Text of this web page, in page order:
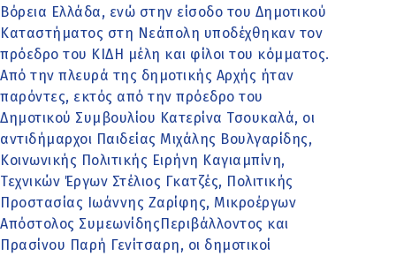
Βόρεια Ελλάδα, ενώ στην είσοδο του Δημοτικού
Καταστήματος στη Νεάπολη υποδέχθηκαν τον
πρόεδρο του ΚΙΔΗ μέλη και φίλοι του κόμματος.
Από την πλευρά της δημοτικής Αρχής ήταν
παρόντες, εκτός από την πρόεδρο του
Δημοτικού Συμβουλίου Κατερίνα Τσουκαλά, οι
αντιδήμαρχοι Παιδείας Μιχάλης Βουλγαρίδης,
Κοινωνικής Πολιτικής Ειρήνη Καγιαμπίνη,
Τεχνικών Έργων Στέλιος Γκατζές, Πολιτικής
Προστασίας Ιωάννης Ζαρίφης, Μικροέργων
Απόστολος ΣυμεωνίδηςΠεριβάλλοντος και
Πρασίνου Παρή Γενίτσαρη, οι δημοτικοί